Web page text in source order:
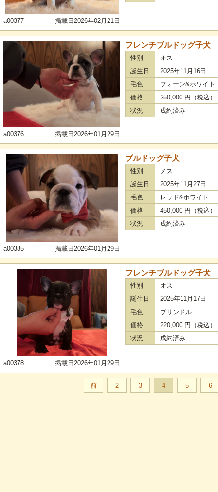
a00377 掲載日2026年02月21日
a00376 掲載日2026年01月29日
フレンチブルドッグ子犬
性別
オス
誕生日
2025年11月16日
毛色
フォーン&ホワイト
価格
250,000 円（税込
状況
成約済み
a00385 掲載日2026年01月29日
ブルドッグ子犬
性別
メス
誕生日
2025年11月27日
毛色
レッド&ホワイト
価格
450,000 円（税込
状況
成約済み
a00378 掲載日2026年01月29日
フレンチブルドッグ子犬
性別
オス
誕生日
2025年11月17日
毛色
ブリンドル
価格
220,000 円（税込
状況
成約済み
前 2 3 4 5 6